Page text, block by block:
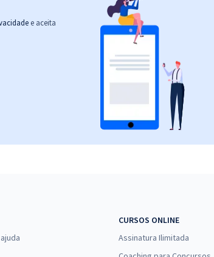
e aceita
CURSOS ONLINE
Assinatura Ilimitada